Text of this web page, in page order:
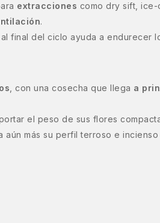
extracciones como dry sift, ice-
.
final del ciclo ayuda a endurecer
, con una cosecha que llega a
el peso de sus flores
aún más su perfil terroso e